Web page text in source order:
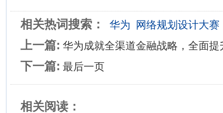
相关热词搜索： 华为 网络规划设计大赛
上一篇: 华为成就全渠道金融战略，全面
下一篇: 最后一页
相关阅读：